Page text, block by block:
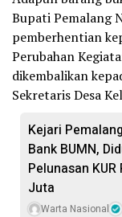
Bupati Pemalang
pemberhentian
Perubahan
dikembalikan
Sekretaris Desa
Kejari
Bank BUMN,
Pelunasan
Juta
Warta Nasional